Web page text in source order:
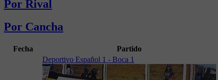
Por Rival
Por Cancha
Fecha Partido
Deportivo Español 1 - Boca 1